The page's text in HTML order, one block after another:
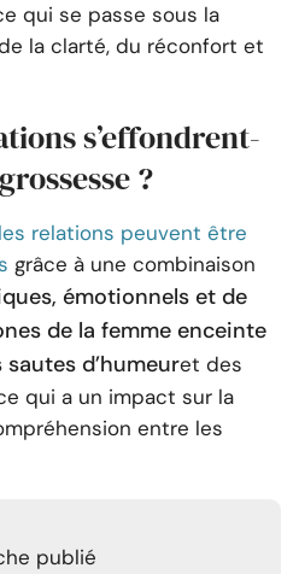
qui se passe sous la
la clarté, du réconfort et
s’effondrent-
?
les relations peuvent être
grâce à une combinaison
émotionnels et de
de la femme enceinte
d’humeuret des
qui a un impact sur la
entre les
publié